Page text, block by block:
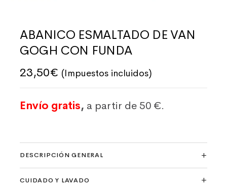
ABANICO ESMALTADO DE VAN
GOGH CON FUNDA
23,50€ (Impuestos incluidos)
Envío gratis, a partir de 50 €.
DESCRIPCIÓN GENERAL
CUIDADO Y LAVADO